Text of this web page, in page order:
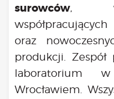
surowców,
oraz
produkcji.
laboratorium
Wrocławiem.